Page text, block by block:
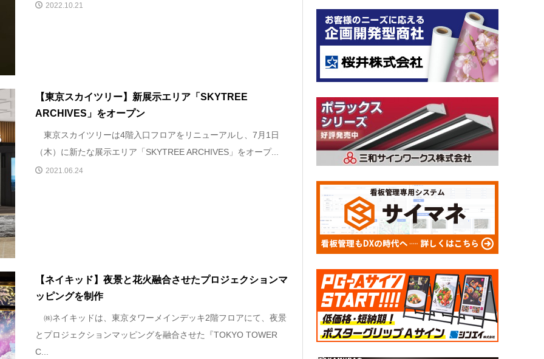
2022.10.21
【東京スカイツリー】新展示エリア「SKYTREE
ARCHIVES」をオープン
東京スカイツリーは4階入口フロアをリニューアルし、7月1日
（木）に新たな展示エリア「SKYTREE ARCHIVES」をオープ...
2021.06.24
【ネイキッド】夜景と花火融合させたプロジェクションマ
ッピングを制作
㈱ネイキッドは、東京タワーメインデッキ2階フロアにて、夜景
とプロジェクションマッピングを融合させた『TOKYO TOWER
C...